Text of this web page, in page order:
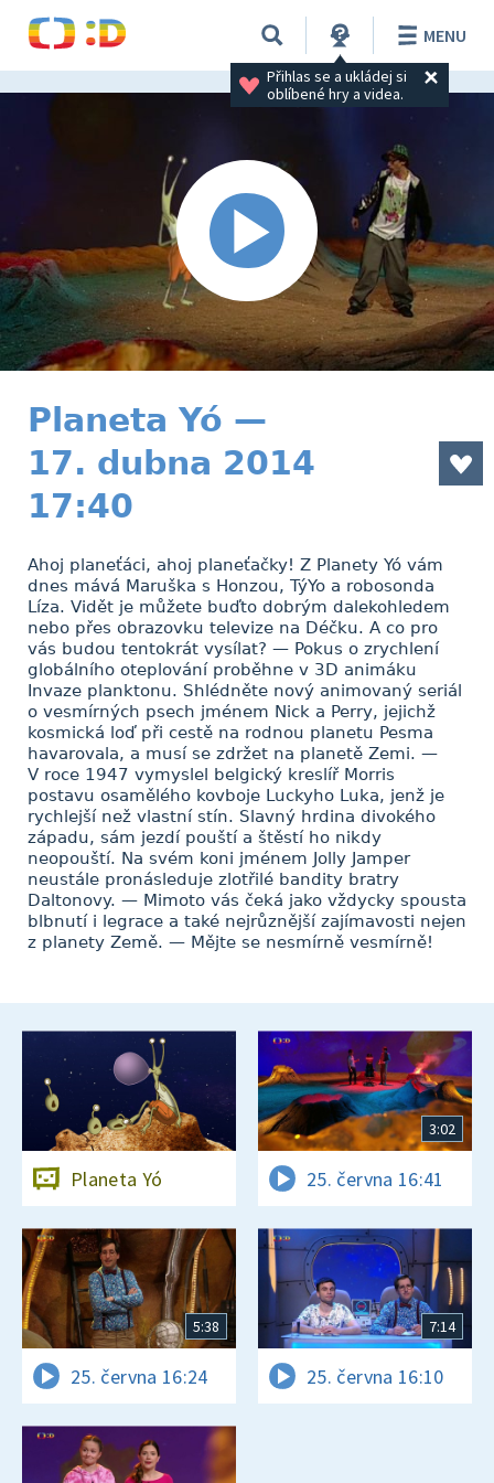
Přihlas se a ukládej si
oblíbené hry a videa.
MENU
Planeta Yó —
17. dubna 2014
17:40
Ahoj planeťáci, ahoj planeťačky! Z Planety Yó vám
dnes mává Maruška s Honzou, TýYo a robosonda
Líza. Vidět je můžete buďto dobrým dalekohledem
nebo přes obrazovku televize na Déčku. A co pro
vás budou tentokrát vysílat? — Pokus o zrychlení
globálního oteplování proběhne v 3D animáku
Invaze planktonu. Shlédněte nový animovaný seriál
o vesmírných psech jménem Nick a Perry, jejichž
kosmická loď při cestě na rodnou planetu Pesma
havarovala, a musí se zdržet na planetě Zemi. —
V roce 1947 vymyslel belgický kreslíř Morris
postavu osamělého kovboje Luckyho Luka, jenž je
rychlejší než vlastní stín. Slavný hrdina divokého
západu, sám jezdí pouští a štěstí ho nikdy
neopouští. Na svém koni jménem Jolly Jamper
neustále pronásleduje zlotřilé bandity bratry
Daltonovy. — Mimoto vás čeká jako vždycky spousta
blbnutí i legrace a také nejrůznější zajímavosti nejen
z planety Země. — Mějte se nesmírně vesmírně!
Planeta Yó
3:02
25. června 16:41
5:38
25. června 16:24
7:14
25. června 16:10